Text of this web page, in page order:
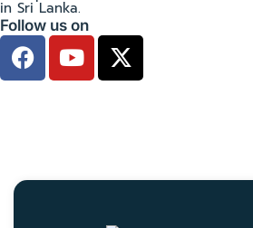
Follow us on